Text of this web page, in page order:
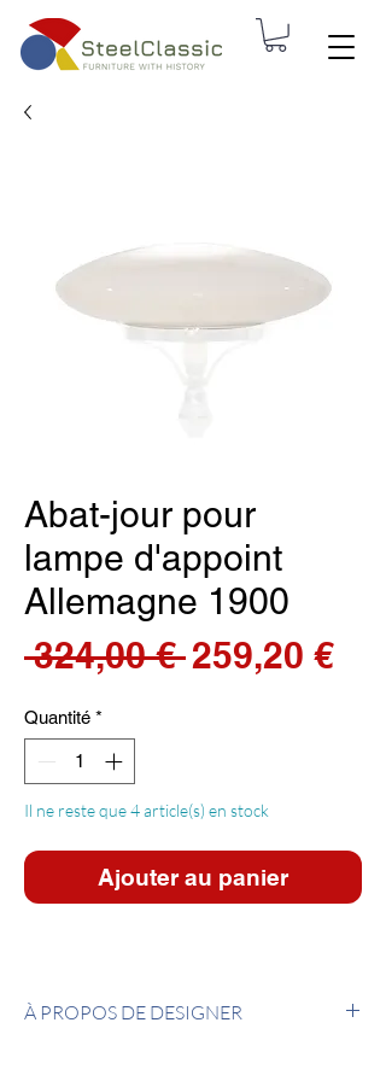
Abat-jour pour
lampe d'appoint
Allemagne 1900
324,00 € Prix
259,20 €Prix
Quantité *
Il ne reste que 4 article(s) en stock
Ajouter au panier
À PROPOS DE DESIGNER